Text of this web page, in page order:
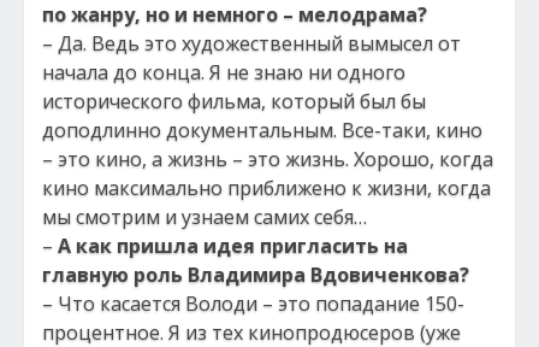
по жанру, но и немного – мелодрама?
– Да. Ведь это художественный вымысел от
начала до конца. Я не знаю ни одного
исторического фильма, который был бы
доподлинно документальным. Все-таки, кино
– это кино, а жизнь – это жизнь. Хорошо, когда
кино максимально приближено к жизни, когда
мы смотрим и узнаем самих себя…
– А как пришла идея пригласить на
главную роль Владимира Вдовиченкова?
– Что касается Володи – это попадание 150-
процентное. Я из тех кинопродюсеров (уже